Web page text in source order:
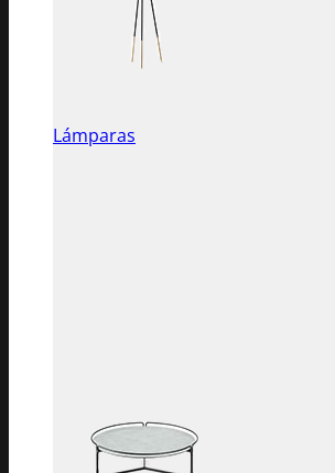
Lámparas